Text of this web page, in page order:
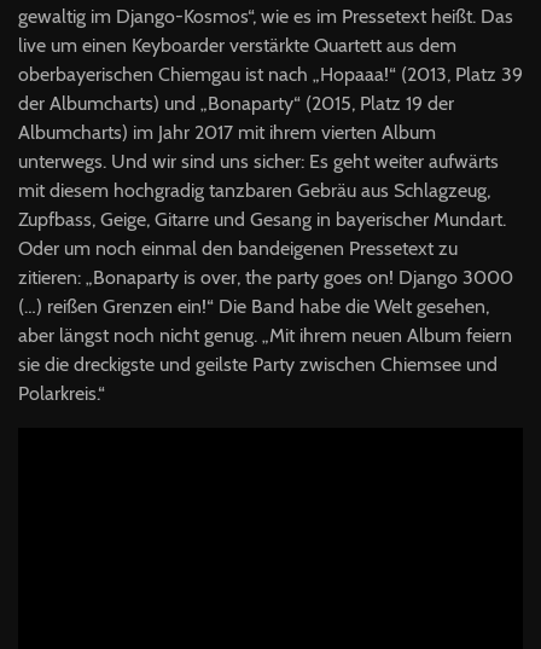
gewaltig im Django-Kosmos“, wie es im Pressetext heißt. Das
live um einen Keyboarder verstärkte Quartett aus dem
oberbayerischen Chiemgau ist nach „Hopaaa!“ (2013, Platz 39
der Albumcharts) und „Bonaparty“ (2015, Platz 19 der
Albumcharts) im Jahr 2017 mit ihrem vierten Album
unterwegs. Und wir sind uns sicher: Es geht weiter aufwärts
mit diesem hochgradig tanzbaren Gebräu aus Schlagzeug,
Zupfbass, Geige, Gitarre und Gesang in bayerischer Mundart.
Oder um noch einmal den bandeigenen Pressetext zu
zitieren: „Bonaparty is over, the party goes on! Django 3000
(…) reißen Grenzen ein!“ Die Band habe die Welt gesehen,
aber längst noch nicht genug. „Mit ihrem neuen Album feiern
sie die dreckigste und geilste Party zwischen Chiemsee und
Polarkreis.“